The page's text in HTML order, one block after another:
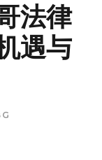
法律
遇与